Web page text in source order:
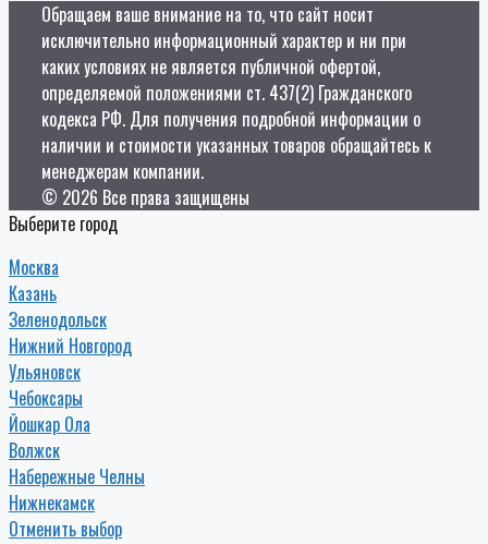
Обращаем ваше внимание на то, что сайт носит
исключительно информационный характер и ни при
каких условиях не является публичной офертой,
определяемой положениями ст. 437(2) Гражданского
кодекса РФ. Для получения подробной информации о
наличии и стоимости указанных товаров обращайтесь к
менеджерам компании.
© 2026 Все права защищены
Выберите город
Москва
Казань
Зеленодольск
Нижний Новгород
Ульяновск
Чебоксары
Йошкар Ола
Волжск
Набережные Челны
Нижнекамск
Отменить выбор